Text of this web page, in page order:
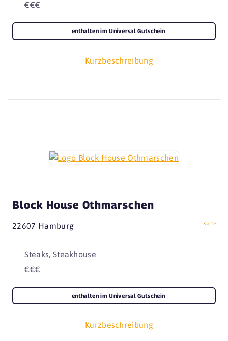
€€€
Kurzbeschreibung
enthalten im Universal Gutschein
Block House Othmarschen
22607 Hamburg Karte
Steaks, Steakhouse
€€€
Kurzbeschreibung
enthalten im Universal Gutschein